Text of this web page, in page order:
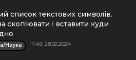
список текстових символів.
скопіювати і вставити куди
Наука 17:49, 28.02.2024